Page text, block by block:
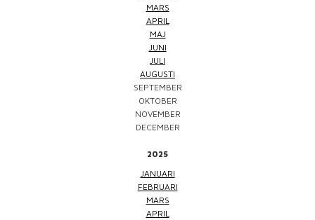
MARS
APRIL
MAJ
JUNI
JULI
AUGUSTI
SEPTEMBER
OKTOBER
NOVEMBER
DECEMBER
2025
JANUARI
FEBRUARI
MARS
APRIL